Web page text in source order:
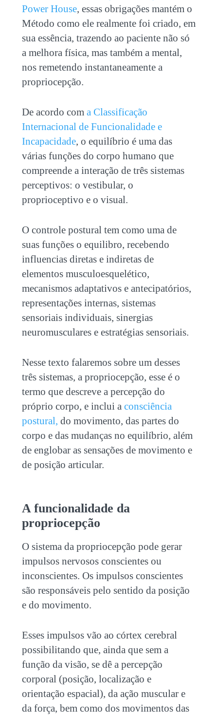
Power House, essas obrigações mantém o
Método como ele realmente foi criado, em
sua essência, trazendo ao paciente não só
a melhora física, mas também a mental,
nos remetendo instantaneamente a
propriocepção.
De acordo com a Classificação
Internacional de Funcionalidade e
Incapacidade, o equilíbrio é uma das
várias funções do corpo humano que
compreende a interação de três sistemas
perceptivos: o vestibular, o
proprioceptivo e o visual.
O controle postural tem como uma de
suas funções o equilibro, recebendo
influencias diretas e indiretas de
elementos musculoesquelético,
mecanismos adaptativos e antecipatórios,
representações internas, sistemas
sensoriais individuais, sinergias
neuromusculares e estratégias sensoriais.
Nesse texto falaremos sobre um desses
três sistemas, a propriocepção, esse é o
termo que descreve a percepção do
próprio corpo, e inclui a consciência
postural, do movimento, das partes do
corpo e das mudanças no equilíbrio, além
de englobar as sensações de movimento e
de posição articular.
A funcionalidade da
propriocepção
O sistema da propriocepção pode gerar
impulsos nervosos conscientes ou
inconscientes. Os impulsos conscientes
são responsáveis pelo sentido da posição
e do movimento.
Esses impulsos vão ao córtex cerebral
possibilitando que, ainda que sem a
função da visão, se dê a percepção
corporal (posição, localização e
orientação espacial), da ação muscular e
da força, bem como dos movimentos das